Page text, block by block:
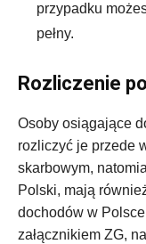
przypadku
pełny.
Rozliczenie
Osoby osiągające
rozliczyć je przede
skarbowym,
Polski, mają
dochodów w
załącznikiem ZG,